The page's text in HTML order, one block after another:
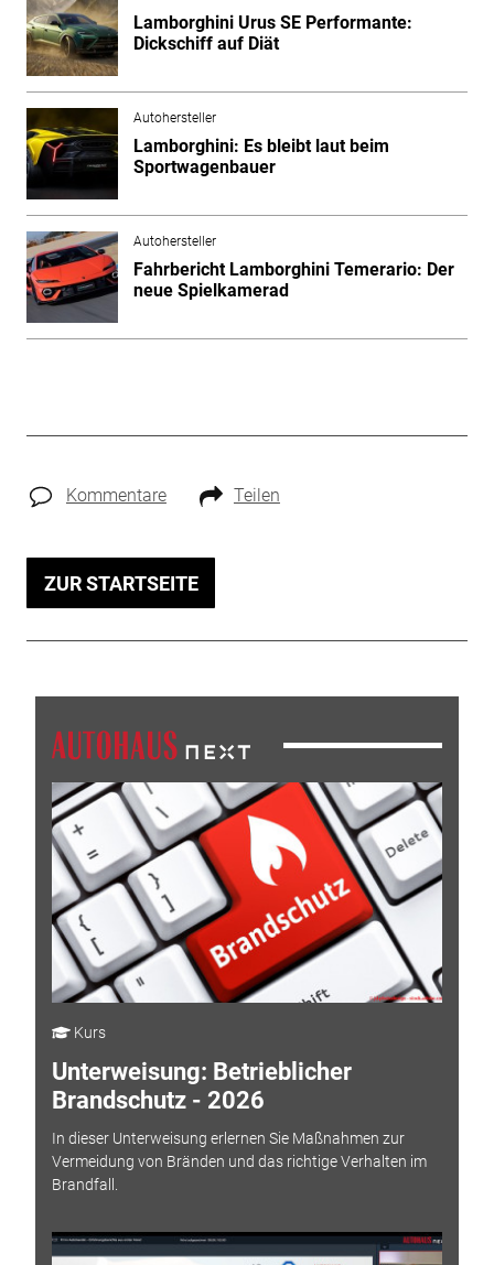
Lamborghini Urus SE Performante:
Dickschiff auf Diät
Autohersteller
Lamborghini: Es bleibt laut beim
Sportwagenbauer
Autohersteller
Fahrbericht Lamborghini Temerario: Der
neue Spielkamerad
Kommentare Teilen
ZUR STARTSEITE
Kurs
Unterweisung: Betrieblicher
Brandschutz - 2026
In dieser Unterweisung erlernen Sie Maßnahmen zur
Vermeidung von Bränden und das richtige Verhalten im
Brandfall.